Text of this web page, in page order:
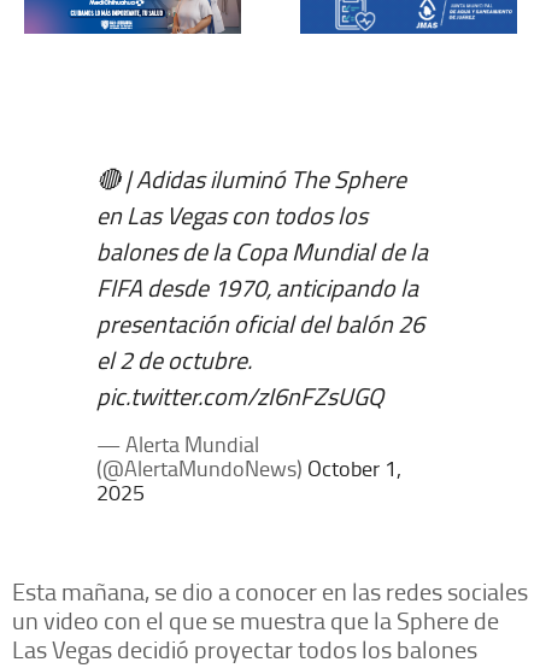
🔴 | Adidas iluminó The Sphere
en Las Vegas con todos los
balones de la Copa Mundial de la
FIFA desde 1970, anticipando la
presentación oficial del balón 26
el 2 de octubre.
pic.twitter.com/zI6nFZsUGQ
— Alerta Mundial
(@AlertaMundoNews) October 1,
2025
Esta mañana, se dio a conocer en las redes sociales
un video con el que se muestra que la Sphere de
Las Vegas decidió proyectar todos los balones